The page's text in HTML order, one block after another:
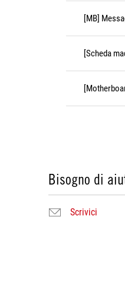
[MB]
[Scheda
Bisogno di
Scrivici